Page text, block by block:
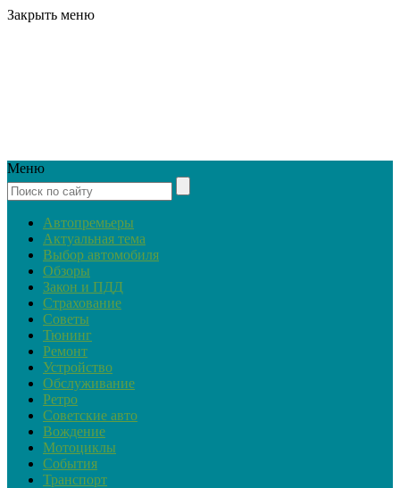
Закрыть меню
Меню
Автопремьеры
Актуальная тема
Выбор автомобиля
Обзоры
Закон и ПДД
Страхование
Советы
Тюнинг
Ремонт
Устройство
Обслуживание
Ретро
Советские авто
Вождение
Мотоциклы
События
Транспорт